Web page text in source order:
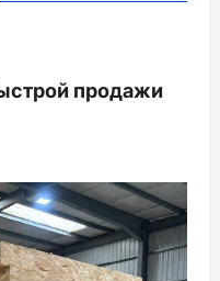
продажи